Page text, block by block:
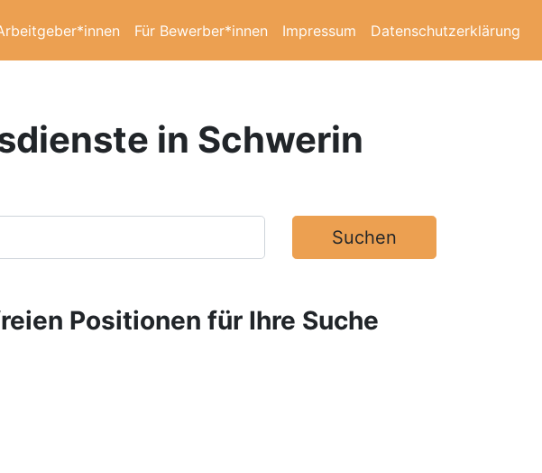
Für Bewerber*innen Impressum Datenschutzerklärung
in Schwerin
Suchen
Positionen für Ihre Suche